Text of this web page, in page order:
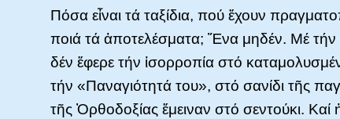
Πόσα εἶναι τά ταξίδια, πού ἔχουν
ποιά τά ἀποτελέσματα; Ἕνα μηδέν. Μέ
δέν ἔφερε τήν ἰσορροπία στό
τήν «Παναγιότητά του», στό σανίδι τῆς
τῆς Ὀρθοδοξίας ἔμειναν στό σεντούκι. Καί